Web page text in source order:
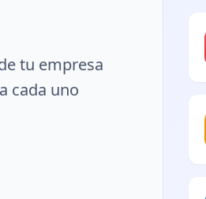
tu empresa
cada uno